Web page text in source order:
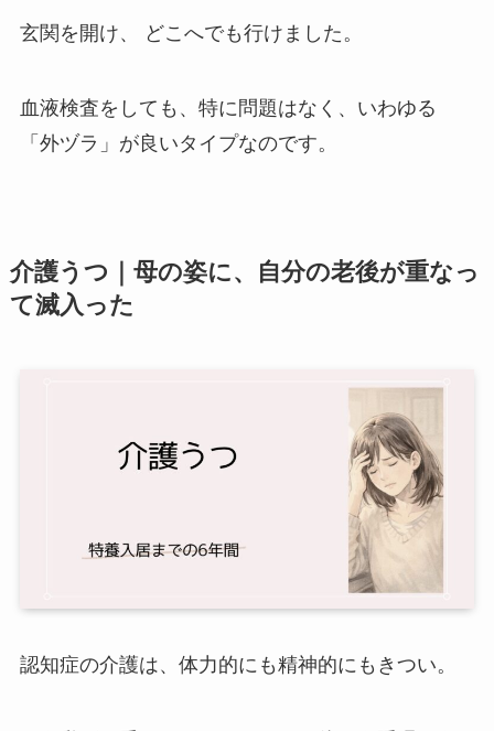
玄関を開け、 どこへでも行けました。
血液検査をしても、特に問題はなく、いわゆる
「外ヅラ」が良いタイプなのです。
介護うつ｜母の姿に、自分の老後が重なっ
て滅入った
認知症の介護は、体力的にも精神的にもきつい。